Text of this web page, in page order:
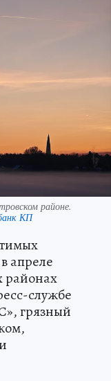
районе.
КП
апреле
районах
службе
грязный